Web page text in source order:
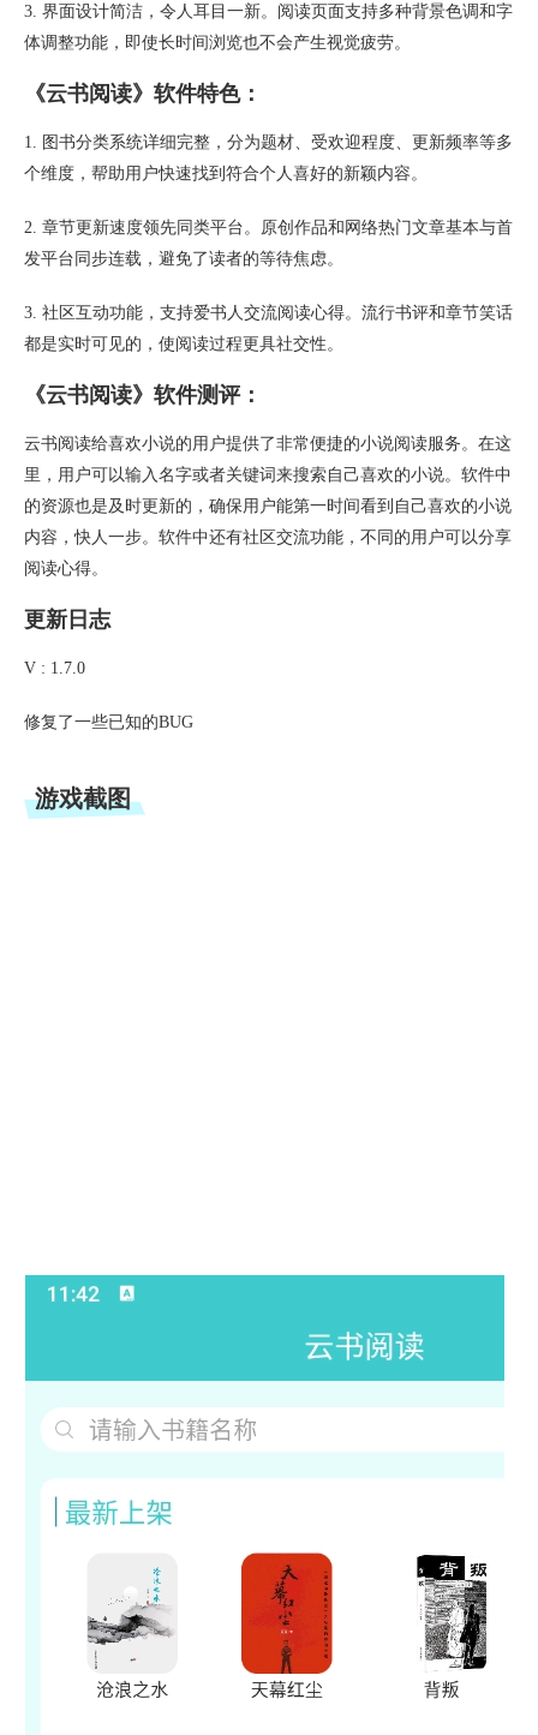
3. 界面设计简洁，令人耳目一新。阅读页面支持多种背景色调和字
体调整功能，即使长时间浏览也不会产生视觉疲劳。
《云书阅读》软件特色：
1. 图书分类系统详细完整，分为题材、受欢迎程度、更新频率等多
个维度，帮助用户快速找到符合个人喜好的新颖内容。
2. 章节更新速度领先同类平台。原创作品和网络热门文章基本与首
发平台同步连载，避免了读者的等待焦虑。
3. 社区互动功能，支持爱书人交流阅读心得。流行书评和章节笑话
都是实时可见的，使阅读过程更具社交性。
《云书阅读》软件测评：
云书阅读给喜欢小说的用户提供了非常便捷的小说阅读服务。在这
里，用户可以输入名字或者关键词来搜索自己喜欢的小说。软件中
的资源也是及时更新的，确保用户能第一时间看到自己喜欢的小说
内容，快人一步。软件中还有社区交流功能，不同的用户可以分享
阅读心得。
更新日志
V : 1.7.0
修复了一些已知的BUG
游戏截图